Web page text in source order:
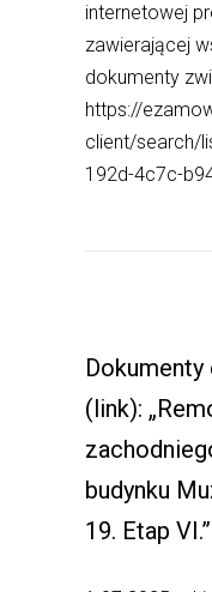
internetowej
zawierającej
dokumenty
https://
client/search/
192d-4c7c-
(link):
budynku
19. Etap VI.”